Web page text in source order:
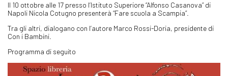
Il 10 ottobre alle 17 presso l’Istituto Superiore “Alfonso Casanova” di
Napoli Nicola Cotugno presenterà “Fare scuola a Scampia”.
Tra gli altri, dialogano con l’autore Marco Rossi-Doria, presidente di
Con i Bambini.
Programma di seguito